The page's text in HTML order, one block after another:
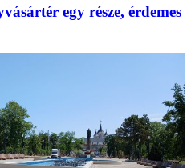
egy része, érdemes